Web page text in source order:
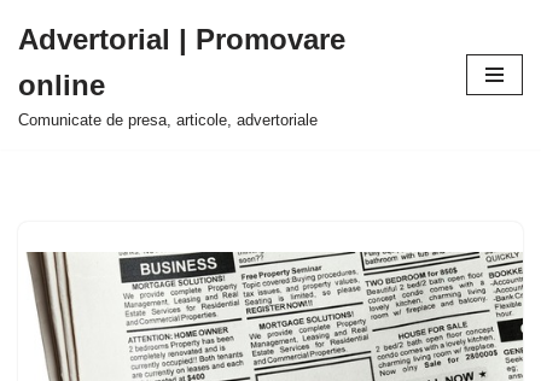
la
conținut
Advertorial | Promovare
online
Comunicate de presa, articole, advertoriale